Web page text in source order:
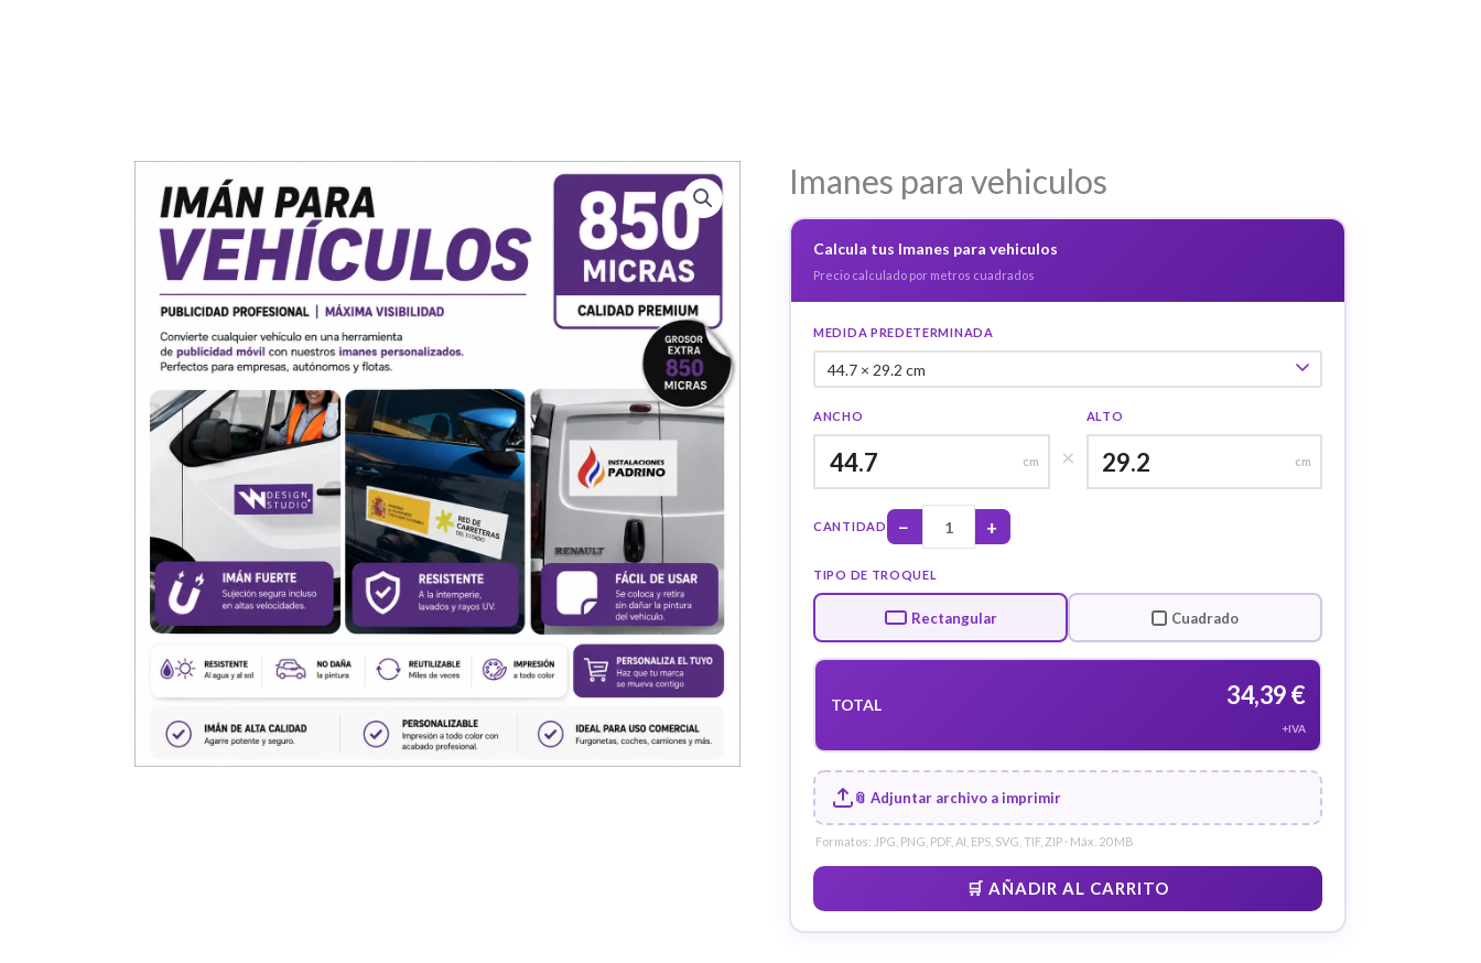
Imanes para vehiculos
Calcula tus Imanes para vehiculos
Precio calculado por metros cuadrados
MEDIDA PREDETERMINADA
ANCHO
cm ×
ALTO
cm
CANTIDAD − +
TIPO DE TROQUEL
Rectangular Cuadrado
TOTAL 34,39 €
+IVA
📎 Adjuntar archivo a imprimir
Formatos: JPG, PNG, PDF, AI, EPS, SVG, TIF, ZIP · Máx. 20 MB
🛒 AÑADIR AL CARRITO